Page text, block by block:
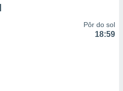
Pôr do sol
18:59